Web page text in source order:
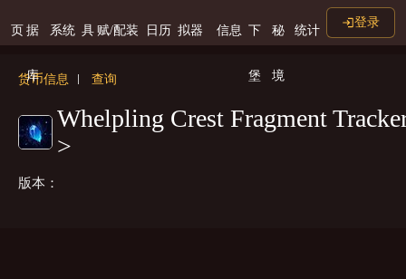
页 据
库
系统 具 赋/配装 日历 拟器 信息 下
堡
秘
境
统计
登录
货币信息 查询
Whelpling Crest Fragment
>
版本：